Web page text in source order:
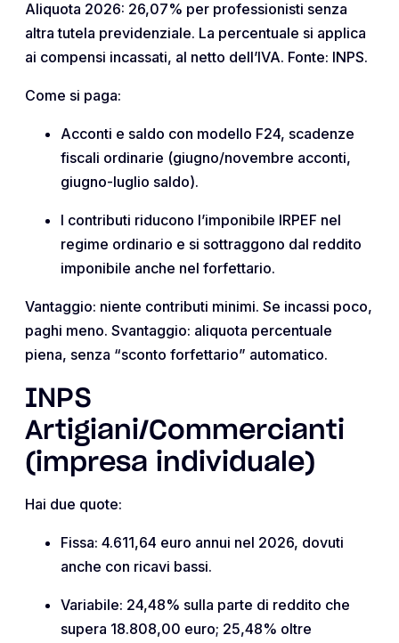
Aliquota 2026: 26,07% per professionisti senza
altra tutela previdenziale. La percentuale si applica
ai compensi incassati, al netto dell’IVA. Fonte: INPS.
Come si paga:
Acconti e saldo con modello F24, scadenze
fiscali ordinarie (giugno/novembre acconti,
giugno-luglio saldo).
I contributi riducono l’imponibile IRPEF nel
regime ordinario e si sottraggono dal reddito
imponibile anche nel forfettario.
Vantaggio: niente contributi minimi. Se incassi poco,
paghi meno. Svantaggio: aliquota percentuale
piena, senza “sconto forfettario” automatico.
INPS
Artigiani/Commercianti
(impresa individuale)
Hai due quote:
Fissa: 4.611,64 euro annui nel 2026, dovuti
anche con ricavi bassi.
Variabile: 24,48% sulla parte di reddito che
supera 18.808,00 euro; 25,48% oltre